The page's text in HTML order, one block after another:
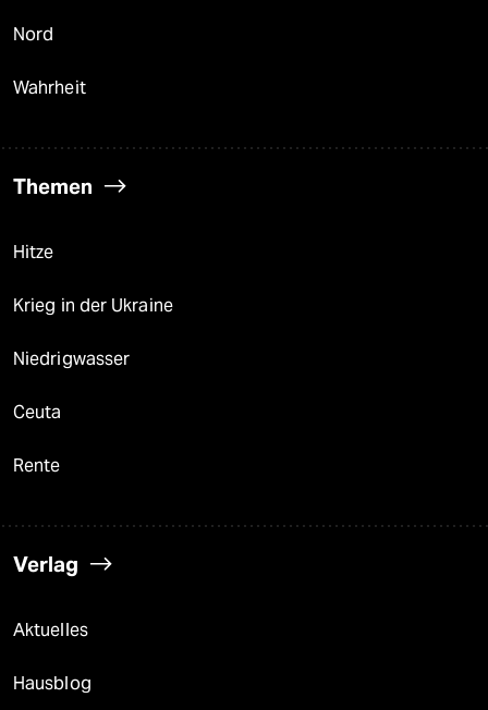
Nord
Wahrheit
Themen
Hitze
Krieg in der Ukraine
Niedrigwasser
Ceuta
Rente
Verlag
Aktuelles
Hausblog